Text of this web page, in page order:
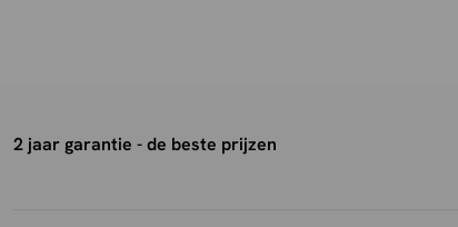
2 jaar garantie - de beste prijzen